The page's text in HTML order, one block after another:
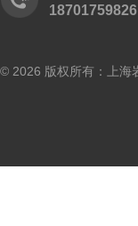
18701759826
© 2026 版权所有：上海